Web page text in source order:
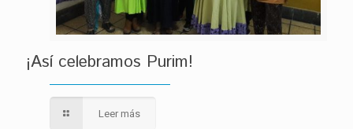
¡Así celebramos Purim!
Leer más